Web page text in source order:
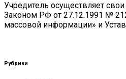
Учредитель осуществляет
Законом РФ от 27.12.1991 №
массовой информации» и
Рубрики